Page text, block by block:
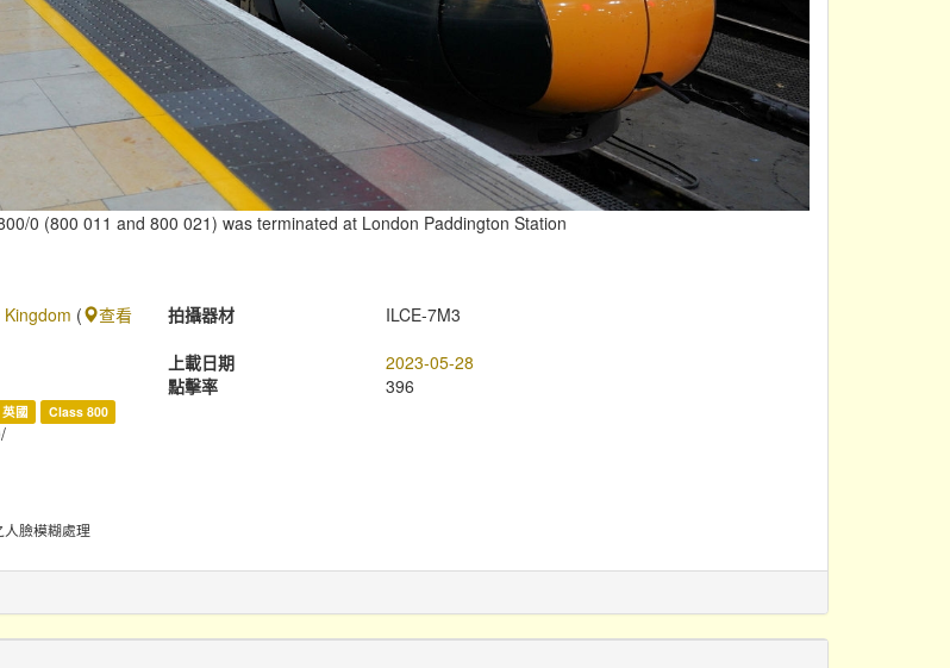
0 (800 011 and 800 021) was terminated at London Paddington Station
(
查看
拍攝器材
ILCE-7M3
上載日期
2023-05-28
點擊率
396
英國 Class 800
臉模糊處理